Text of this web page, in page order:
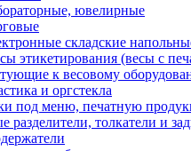
ювелирные
складские
этикетирования (весы с
к весовому
и оргстекла
под меню, печатную
разделители, толкатели и